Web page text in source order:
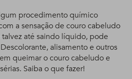
procedimento químico
a sensação de couro cabeludo
até saindo líquido, pode
Descolorante, alisamento e outros
queimar o couro cabeludo e
Saiba o que fazer!